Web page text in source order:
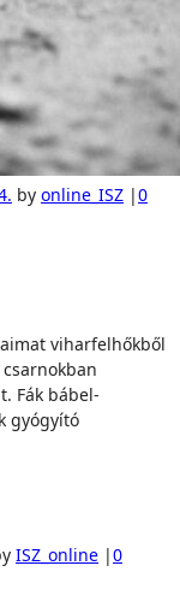
by online_ISZ |0
viharfelhőkből
Fák bábel-
gyógyító
ISZ_online |0